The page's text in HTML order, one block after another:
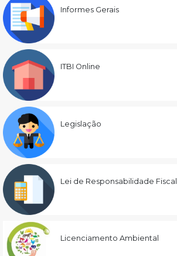
Informes Gerais
ITBI Online
Legislação
Lei de Responsabilidade Fiscal
Licenciamento Ambiental